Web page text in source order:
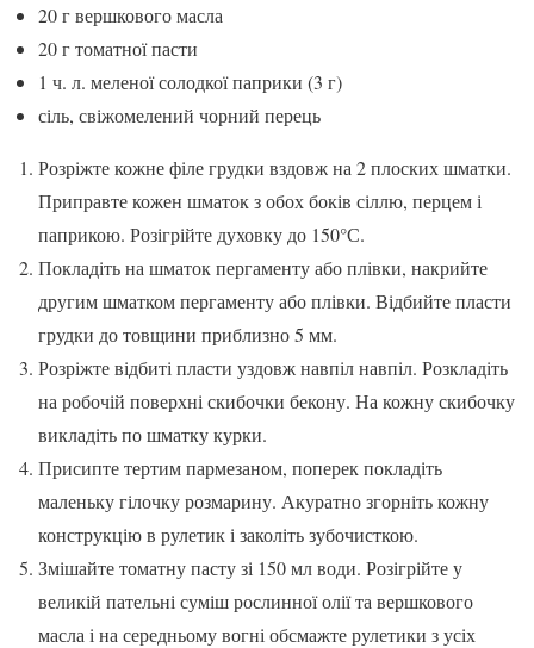
20 г вершкового масла
20 г томатної пасти
1 ч. л. меленої солодкої паприки (3 г)
сіль, свіжомелений чорний перець
Розріжте кожне філе грудки вздовж на 2 плоских шматки.
Приправте кожен шматок з обох боків сіллю, перцем і
паприкою. Розігрійте духовку до 150°С.
Покладіть на шматок пергаменту або плівки, накрийте
другим шматком пергаменту або плівки. Відбийте пласти
грудки до товщини приблизно 5 мм.
Розріжте відбиті пласти уздовж навпіл навпіл. Розкладіть
на робочій поверхні скибочки бекону. На кожну скибочку
викладіть по шматку курки.
Присипте тертим пармезаном, поперек покладіть
маленьку гілочку розмарину. Акуратно згорніть кожну
конструкцію в рулетик і заколіть зубочисткою.
Змішайте томатну пасту зі 150 мл води. Розігрійте у
великій пательні суміш рослинної олії та вершкового
масла і на середньому вогні обсмажте рулетики з усіх